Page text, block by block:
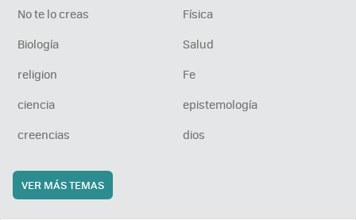
No te lo creas
Física
Biología
Salud
religion
Fe
ciencia
epistemología
creencias
dios
VER MÁS TEMAS